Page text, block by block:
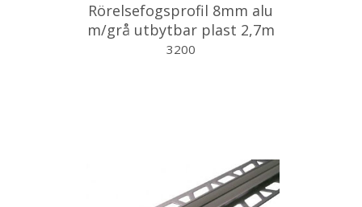
Rörelsefogsprofil 8mm alu
m/grå utbytbar plast 2,7m
3200